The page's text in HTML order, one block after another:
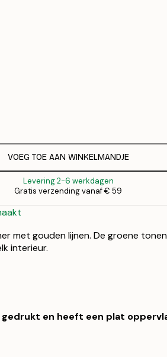
VOEG TOE AAN WINKELMANDJE
Levering 2-6 werkdagen
Gratis verzending vanaf € 59
met gouden lijnen. De groene
interieur.
en heeft een plat